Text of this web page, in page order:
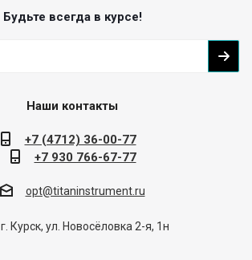
Будьте всегда в курсе!
Наши контакты
+7 (4712) 36-00-77
+7 930 766-67-77
opt@titaninstrument.ru
г. Курск, ул. Новосёловка 2-я, 1н